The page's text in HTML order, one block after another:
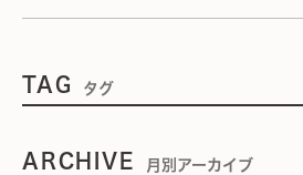
TAG タグ
ARCHIVE 月別アーカイブ